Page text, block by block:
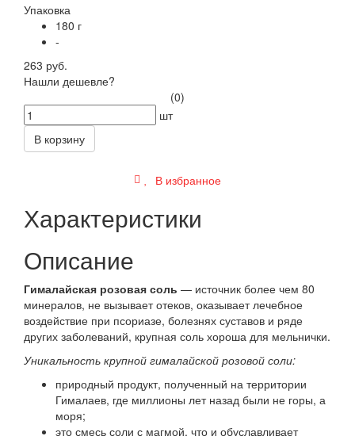
Упаковка
180 г
-
263 руб.
Нашли дешевле?
(0)
шт
В корзину
В избранное
Характеристики
Описание
Гималайская розовая соль — источник более чем 80
минералов, не вызывает отеков, оказывает лечебное
воздействие при псориазе, болезнях суставов и ряде
других заболеваний, крупная соль хороша для мельнички.
Уникальность крупной гималайской розовой соли:
природный продукт, полученный на территории
Гималаев, где миллионы лет назад были не горы, а
моря;
это смесь соли с магмой, что и обуславливает